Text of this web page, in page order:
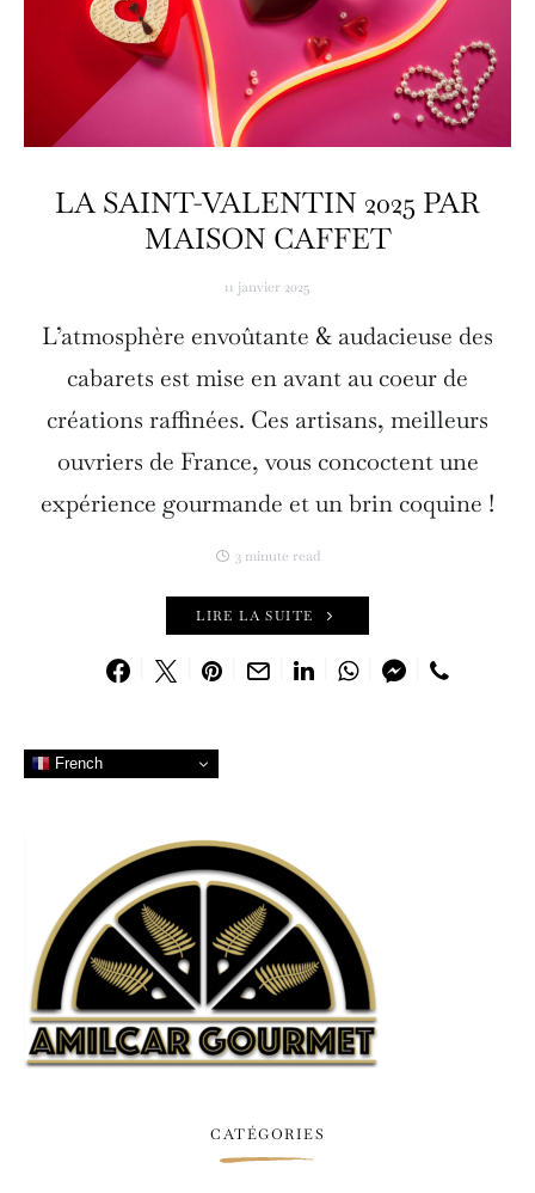
LA SAINT-VALENTIN 2025 PAR
MAISON CAFFET
11 janvier 2025
L’atmosphère envoûtante & audacieuse des
cabarets est mise en avant au coeur de
créations raffinées. Ces artisans, meilleurs
ouvriers de France, vous concoctent une
expérience gourmande et un brin coquine !
3 minute read
LIRE LA SUITE
French
CATÉGORIES